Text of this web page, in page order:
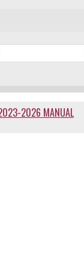
2026 MANUAL